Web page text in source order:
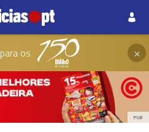
para os ×
PUB